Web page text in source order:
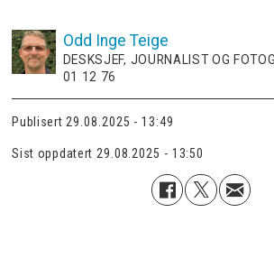
Odd Inge Teige
DESKSJEF, JOURNALIST OG
01 12 76
Publisert 29.08.2025 - 13:49
Sist oppdatert 29.08.2025 - 13:50